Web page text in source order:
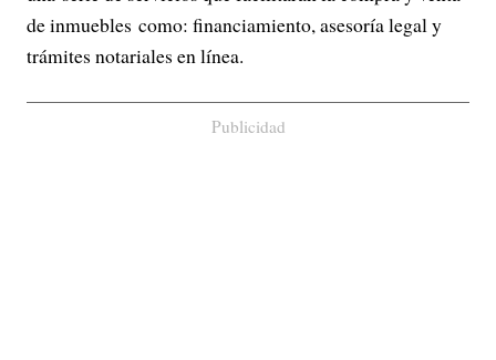
de inmuebles como: financiamiento, asesoría legal y
trámites notariales en línea.
Publicidad